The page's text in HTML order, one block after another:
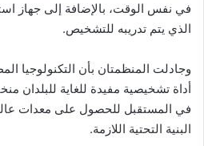
في نفس الوقت، بالإضافة إلى جهاز
الذي يتم تدريبه للتشخيص.
وجادلت المنظمتان بأن التكنولوجيا
أداة تشخيصية مفيدة للغاية للبلدان
في المستقبل للحصول على معدات
البنية التحتية اللازمة.